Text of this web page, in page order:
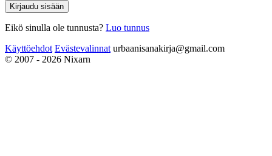
Kirjaudu sisään
Eikö sinulla ole tunnusta? Luo tunnus
Käyttöehdot Evästevalinnat urbaanisanakirja@gmail.com
© 2007 - 2026 Nixarn